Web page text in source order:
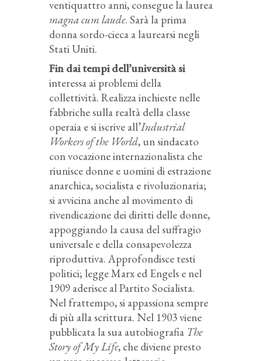
ventiquattro anni, consegue la laurea
magna cum laude. Sarà la prima
donna sordo-cieca a laurearsi negli
Stati Uniti.
Fin dai tempi dell’università si
interessa ai problemi della
collettività. Realizza inchieste nelle
fabbriche sulla realtà della classe
operaia e si iscrive all’Industrial
Workers of the World, un sindacato
con vocazione internazionalista che
riunisce donne e uomini di estrazione
anarchica, socialista e rivoluzionaria;
si avvicina anche al movimento di
rivendicazione dei diritti delle donne,
appoggiando la causa del suffragio
universale e della consapevolezza
riproduttiva. Approfondisce testi
politici; legge Marx ed Engels e nel
1909 aderisce al Partito Socialista.
Nel frattempo, si appassiona sempre
di più alla scrittura. Nel 1903 viene
pubblicata la sua autobiografia The
Story of My Life, che diviene presto